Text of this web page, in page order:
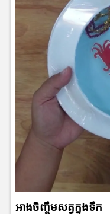
អាងចិញ្ចឹមសត្វក្នុងទឹក